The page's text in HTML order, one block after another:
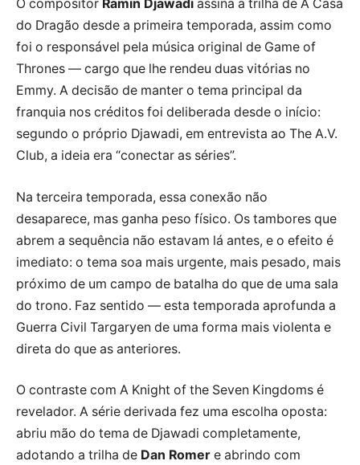
O compositor Ramin Djawadi assina a trilha de A Casa
do Dragão desde a primeira temporada, assim como
foi o responsável pela música original de Game of
Thrones — cargo que lhe rendeu duas vitórias no
Emmy. A decisão de manter o tema principal da
franquia nos créditos foi deliberada desde o início:
segundo o próprio Djawadi, em entrevista ao The A.V.
Club, a ideia era “conectar as séries”.
Na terceira temporada, essa conexão não
desaparece, mas ganha peso físico. Os tambores que
abrem a sequência não estavam lá antes, e o efeito é
imediato: o tema soa mais urgente, mais pesado, mais
próximo de um campo de batalha do que de uma sala
do trono. Faz sentido — esta temporada aprofunda a
Guerra Civil Targaryen de uma forma mais violenta e
direta do que as anteriores.
O contraste com A Knight of the Seven Kingdoms é
revelador. A série derivada fez uma escolha oposta:
abriu mão do tema de Djawadi completamente,
adotando a trilha de Dan Romer e abrindo com